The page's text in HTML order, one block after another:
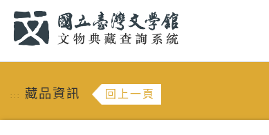
::: 藏品資訊 回上一頁